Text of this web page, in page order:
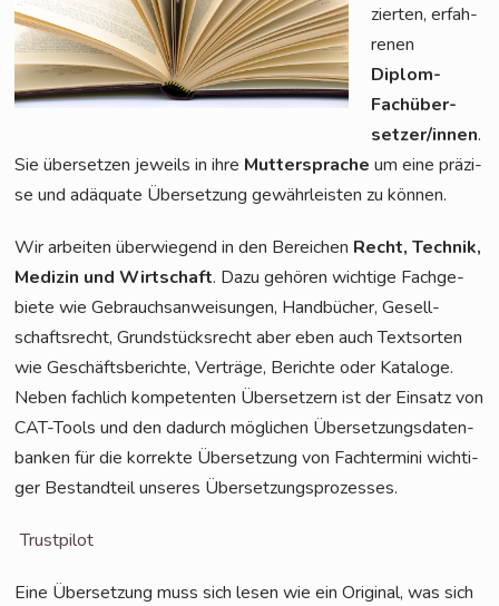
zier­ten, erfah­
re­nen
Diplom-
Fach­über­
set­zer/in­nen.
Sie über­set­zen jeweils in ihre Mut­ter­spra­che um eine prä­zi­
se und adäqua­te Über­set­zung gewähr­leis­ten zu können.
Wir arbei­ten über­wie­gend in den Berei­chen Recht, Tech­nik,
Medi­zin und Wirt­schaft. Dazu gehö­ren wich­ti­ge Fach­ge­
bie­te wie Gebrauchs­an­wei­sun­gen, Hand­bü­cher, Gesell­
schafts­recht, Grund­stücks­recht aber eben auch Text­sor­ten
wie Geschäfts­be­rich­te, Ver­trä­ge, Berich­te oder Kata­lo­ge.
Neben fach­lich kom­pe­ten­ten Über­set­zern ist der Ein­satz von
CAT-Tools und den dadurch mög­li­chen Über­set­zungs­da­ten­
ban­ken für die kor­rek­te Über­set­zung von Fach­ter­mi­ni wich­ti­
ger Bestand­teil unse­res Übersetzungsprozesses.
Trust­pi­lot
Eine Über­set­zung muss sich lesen wie ein Ori­gi­nal, was sich